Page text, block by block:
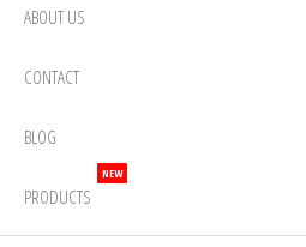
ABOUT US
CONTACT
BLOG
PRODUCTS
NEW